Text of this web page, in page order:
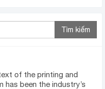
Tìm kiếm
of the printing and
been the industry’s